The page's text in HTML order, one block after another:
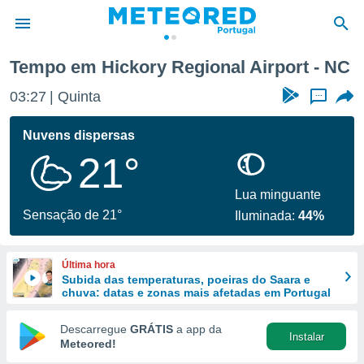
da
foi
fornecidas
a este
das
e
forma
digital
Tempo em Hickory Regional Airport - NC
03:27 Quinta ...
Nuvens dispersas
21°
Sensação de 21°
Lua minguante
Iluminada:44%
Última hora
Subida das temperaturas, poeiras do Saara e
chuva: datas e zonas mais afetadas em Portugal
Descarregue GRÁTIS a app da
Meteored!
Instalar